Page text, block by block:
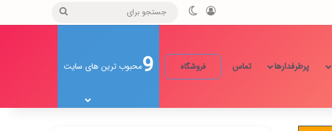
ورود تغییر پوسته
جستجو
پرطرفدارها تماس فروشگاه 9محبوب ترین های سایت